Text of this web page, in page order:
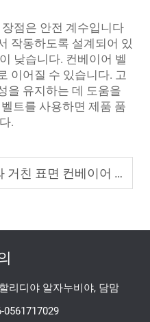
점은 안전 계수입니다
작동하도록 설계되어 있
낮습니다. 컨베이어 벨
이어질 수 있습니다. 고
을 유지하는 데 도움을
트를 사용하면 제품 품
.
트: 경사로 운반에 어떤 것이 더 나을까?
리디야 알자누비야, 담맘
0561717029